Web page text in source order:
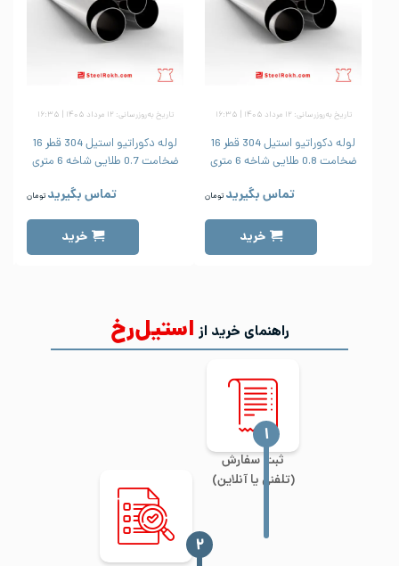
تاریخ به‌روزرسانی: ۱۲ مرداد ۱۴۰۵ | ۱۶:۳۵
لوله دکوراتیو استیل 304 قطر 16
ضخامت 0.8 طلایی شاخه 6 متری
تماس بگیرید تومان
خرید
تاریخ به‌روزرسانی: ۱۲ مرداد ۱۴۰۵ | ۱۶:۳۵
لوله دکوراتیو استیل 304 قطر 16
ضخامت 0.7 طلایی شاخه 6 متری
تماس بگیرید تومان
خرید
راهنمای خرید از استیل‌رخ
ثبت سفارش
(تلفنی یا آنلاین)
‍۱
‍۲